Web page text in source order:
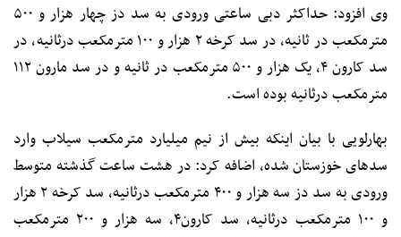
وی افزود: حداکثر دبی ساعتی ورودی به سد دز چهار هزار و ۵۰۰
مترمکعب در ثانیه، در سد کرخه ۲ هزار و ۱۰۰ مترمکعب درثانیه، در
سد کارون ۴، یک هزار و ۵۰۰ مترمکعب در ثانیه و در سد مارون ۱۱۲
مترمکعب درثانیه بوده است.
بهارلویی با بیان اینکه بیش از نیم میلیارد مترمکعب سیلاب وارد
سدهای خوزستان شده، اضافه کرد: در هشت ساعت گذشته متوسط
ورودی به سد دز سه هزار و ۴۰۰ مترمکعب درثانیه، سد کرخه ۲ هزار
و ۱۰۰ مترمکعب درثانیه، سد کارون۴، سه هزار و ۲۰۰ مترمکعب